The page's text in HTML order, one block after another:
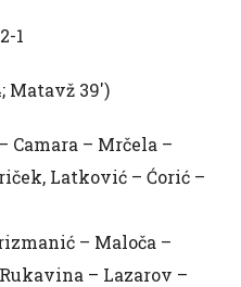
1
Matavž 39′)
Camara – Mrčela –
Latković – Ćorić –
– Maloča –
– Lazarov –